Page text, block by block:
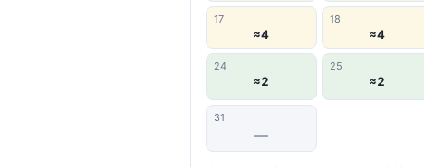
17
≈4
18
≈4
24
≈2
25
≈2
31
—